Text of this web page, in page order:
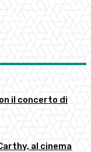
il concerto di
al cinema